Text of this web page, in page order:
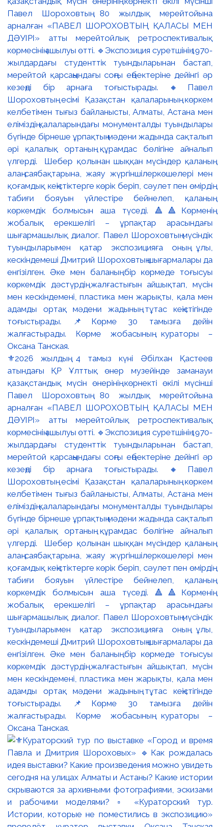
⚜️2026 жылдың 4 тамыз күні Әбілхан Қастеев
атындағы ҚР Ұлттық өнер музейінде заманауи
қазақстандық мүсін өнерінің көрнекті өкілі мүсінші
Павел Шороховтың 80 жылдық мерейтойына
арналған «ПАВЕЛ ШОРОХОВТЫҢ ҚАЛАСЫ МЕН
ДӘУІРІ» атты мерейтойлық ретроспективалық
көрмесінің ашылуы өтті. 🔹Экспозиция суретшінің 1970-
жылдардағы студенттік туындыларынан бастап,
мерейтой қарсаңындағы соңғы еңбектеріне дейінгі әр
кезеңді бір арнаға тоғыстырады. 🔸Павел
Шороховтың есімі Қазақстан қалаларының көркем
келбетімен тығыз байланысты, Алматы, Астана мен
еліміздің қалаларындағы монументалды туындылары
бүгінде бірнеше ұрпақтың мәдени жадында сақталып
әрі қалалық ортаның құрамдас бөлігіне айналып
үлгерді. Шебер қолынан шыққан мүсіндер қаланың
алаң-саябақтарына, жаяу жүргіншілеркөшелері мен
қоғамдық кеңістіктерге көрік беріп, сәулет пен өмірдің
табиғи бояуын үйлестіре бейнелеп, қаланың
көркемдік болмысын аша түседі. 🔺🔺Көрменің
жобалық ерекшелігі – ұрпақтар арасындағы
шығармашылық диалог. Павел Шороховтың мүсіндік
туындыларымен қатар экспозицияға оның ұлы,
кескіндемеші Дмитрий Шороховтың шығармалары да
енгізілген. Әке мен баланың бір көрмеде тоғысуы
көркемдік дәстүрдің жалғастығын айшықтап, мүсін
мен кескіндемені, пластика мен жарықты, қала мен
адамды ортақ мәдени жадының тұтас кеңістігінде
тоғыстырады. 📌Көрме 30 тамызға дейін
жалғастырады. Көрме жобасының кураторы –
Оксана Танская.